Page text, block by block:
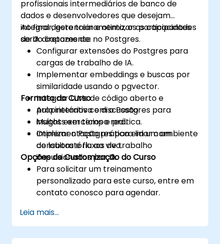
profissionais intermediários de banco de
dados e desenvolvedores que desejam
integrar, gerenciar e otimizar as capacidades
de IA diretamente no Postgres.
Ao final deste treinamento, os participantes
serão capazes de:
Configurar extensões do Postgres para
cargas de trabalho de IA.
Implementar embeddings e buscas por
similaridade usando o pgvector.
Integrar LLMs de código aberto e
proprietários com o Postgres para
insights em tempo real.
Otimizar o Postgres para lidar com
consultas e fluxos de trabalho
impulsionados por IA.
Formato do Curso
Aula interativa e discussão.
Muitos exercícios e prática.
Implementação prática em um ambiente
de laboratório ao vivo.
Opções de Customização do Curso
Para solicitar um treinamento
personalizado para este curso, entre em
contato conosco para agendar.
Leia mais...